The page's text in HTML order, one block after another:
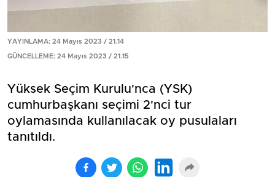
YAYINLAMA: 24 Mayıs 2023 / 21.14
GÜNCELLEME: 24 Mayıs 2023 / 21.15
Yüksek Seçim Kurulu'nca (YSK)
cumhurbaşkanı seçimi 2'nci tur
oylamasında kullanılacak oy pusulaları
tanıtıldı.